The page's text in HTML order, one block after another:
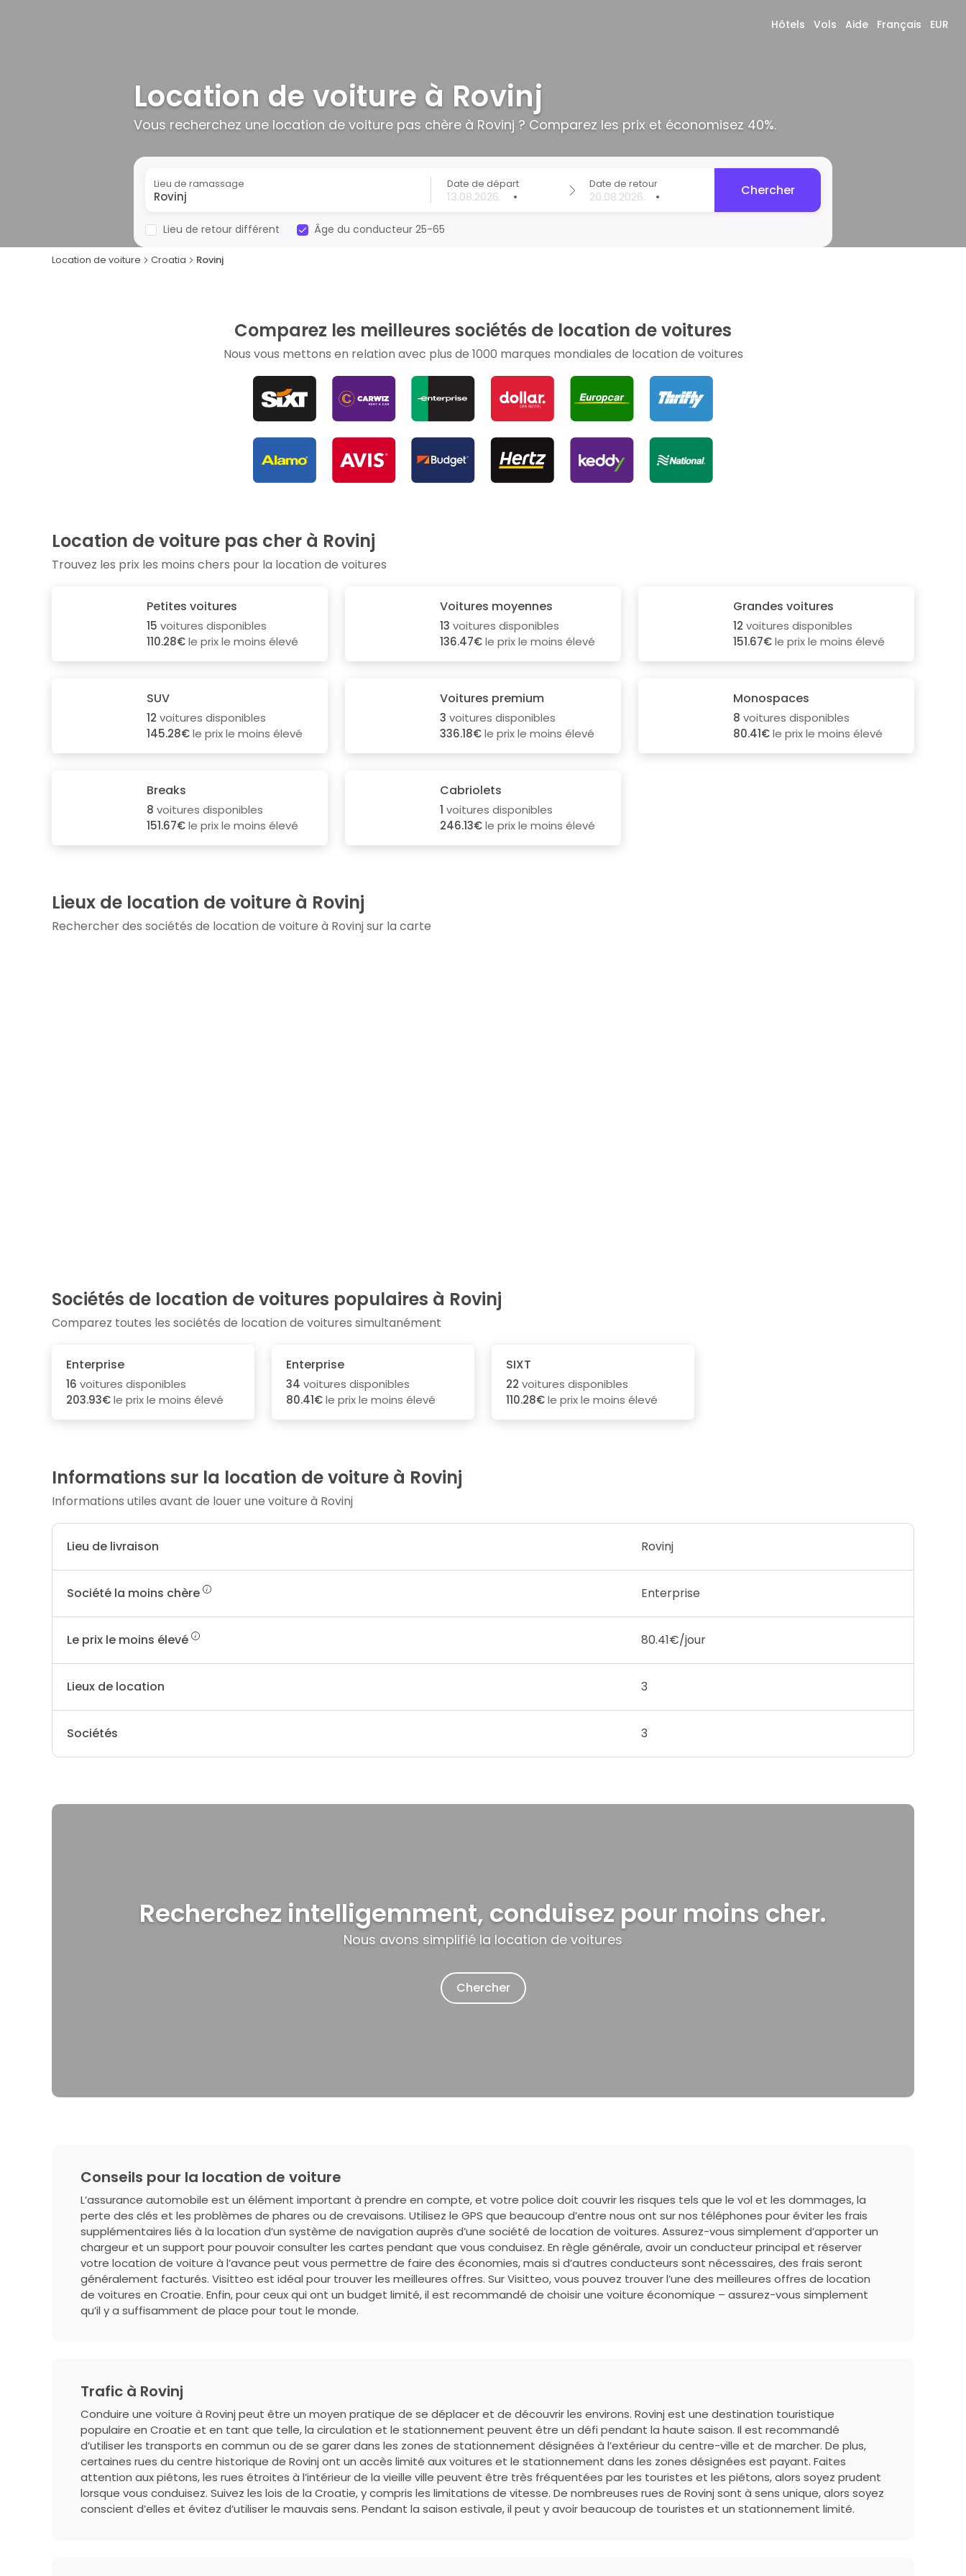
Hôtels Vols Aide Français EUR
Location de voiture à Rovinj
Vous recherchez une location de voiture pas chère à Rovinj ? Comparez les prix et économisez 40%.
Lieu de ramassage Date de départ
•
Date de retour
• Chercher
Lieu de retour différent Âge du conducteur 25-65
Location de voiture Croatia Rovinj
Comparez les meilleures sociétés de location de voitures
Nous vous mettons en relation avec plus de 1000 marques mondiales de location de voitures
Location de voiture pas cher à Rovinj
Trouvez les prix les moins chers pour la location de voitures
Petites voitures
15 voitures disponibles
110.28€le prix le moins élevé
Voitures moyennes
13 voitures disponibles
136.47€le prix le moins élevé
Grandes voitures
12 voitures disponibles
151.67€le prix le moins élevé
SUV
12 voitures disponibles
145.28€le prix le moins élevé
Voitures premium
3 voitures disponibles
336.18€le prix le moins élevé
Monospaces
8 voitures disponibles
80.41€le prix le moins élevé
Breaks
8 voitures disponibles
151.67€le prix le moins élevé
Cabriolets
1 voitures disponibles
246.13€le prix le moins élevé
Lieux de location de voiture à Rovinj
Rechercher des sociétés de location de voiture à Rovinj sur la carte
Sociétés de location de voitures populaires à Rovinj
Comparez toutes les sociétés de location de voitures simultanément
Enterprise
16 voitures disponibles
203.93€le prix le moins élevé
Enterprise
34 voitures disponibles
80.41€le prix le moins élevé
SIXT
22 voitures disponibles
110.28€le prix le moins élevé
Informations sur la location de voiture à Rovinj
Informations utiles avant de louer une voiture à Rovinj
Lieu de livraison Rovinj
Société la moins chère Enterprise
Le prix le moins élevé 80.41€/jour
Lieux de location 3
Sociétés 3
Recherchez intelligemment, conduisez pour moins cher.
Nous avons simplifié la location de voitures
Chercher
Conseils pour la location de voiture
L’assurance automobile est un élément important à prendre en compte, et votre police doit couvrir les risques tels que le vol et les dommages, la
perte des clés et les problèmes de phares ou de crevaisons. Utilisez le GPS que beaucoup d’entre nous ont sur nos téléphones pour éviter les frais
supplémentaires liés à la location d’un système de navigation auprès d’une société de location de voitures. Assurez-vous simplement d’apporter un
chargeur et un support pour pouvoir consulter les cartes pendant que vous conduisez. En règle générale, avoir un conducteur principal et réserver
votre location de voiture à l’avance peut vous permettre de faire des économies, mais si d’autres conducteurs sont nécessaires, des frais seront
généralement facturés. Visitteo est idéal pour trouver les meilleures offres. Sur Visitteo, vous pouvez trouver l’une des meilleures offres de location
de voitures en Croatie. Enfin, pour ceux qui ont un budget limité, il est recommandé de choisir une voiture économique – assurez-vous simplement
qu’il y a suffisamment de place pour tout le monde.
Trafic à Rovinj
Conduire une voiture à Rovinj peut être un moyen pratique de se déplacer et de découvrir les environs. Rovinj est une destination touristique
populaire en Croatie et en tant que telle, la circulation et le stationnement peuvent être un défi pendant la haute saison. Il est recommandé
d’utiliser les transports en commun ou de se garer dans les zones de stationnement désignées à l’extérieur du centre-ville et de marcher. De plus,
certaines rues du centre historique de Rovinj ont un accès limité aux voitures et le stationnement dans les zones désignées est payant. Faites
attention aux piétons, les rues étroites à l’intérieur de la vieille ville peuvent être très fréquentées par les touristes et les piétons, alors soyez prudent
lorsque vous conduisez. Suivez les lois de la Croatie, y compris les limitations de vitesse. De nombreuses rues de Rovinj sont à sens unique, alors soyez
conscient d’elles et évitez d’utiliser le mauvais sens. Pendant la saison estivale, il peut y avoir beaucoup de touristes et un stationnement limité.